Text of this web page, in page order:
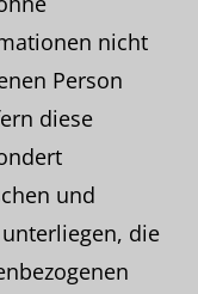
nicht
Person
diese
und
die